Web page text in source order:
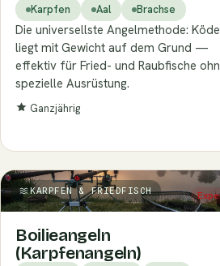
Karpfen Aal Brachse
Die universellste Angelmethode:
liegt mit Gewicht auf dem Grund —
effektiv für Fried- und Raubfische
spezielle Ausrüstung.
Ganzjährig
KARPFEN & FRIEDFISCH
Boilieangeln
(Karpfenangeln)